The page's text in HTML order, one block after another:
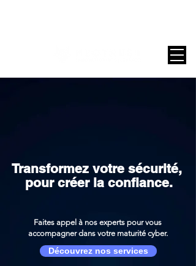
Transformez votre sécurité,
pour créer la confiance.
Faites appel à nos experts pour vous
accompagner dans votre maturité cyber.
Découvrez nos services